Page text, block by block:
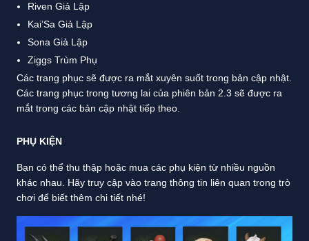
Riven Giả Lập
Kai’Sa Giả Lập
Sona Giả Lập
Ziggs Trùm Phụ
Các trang phục sẽ được ra mắt xuyên suốt trong bản cập nhật.
Các trang phục trong tương lai của phiên bản 2.3 sẽ được ra
mắt trong các bản cập nhật tiếp theo.
PHỤ KIỆN
Bạn có thể thu thập hoặc mua các phụ kiện từ nhiều nguồn
khác nhau. Hãy truy cập vào trang thông tin liên quan trong trò
chơi để biết thêm chi tiết nhé!